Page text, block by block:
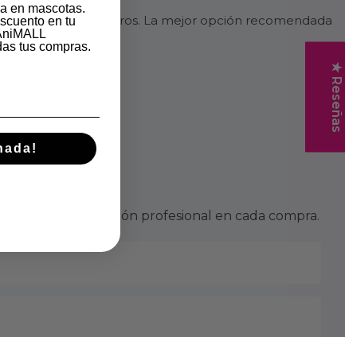
efectivos y seguros. La mejor opción recomendada
seguros y atención profesional en cada compra.
★ Reseñas
en mascotas.
en tu
tus compras.